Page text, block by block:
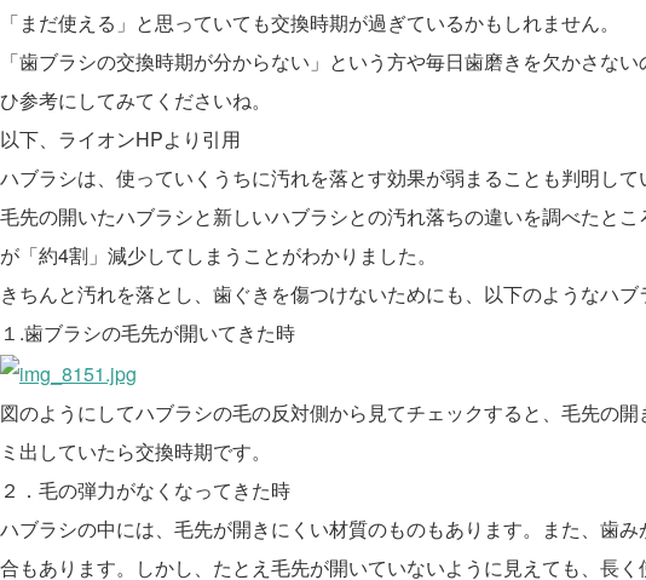
「まだ使える」と思っていても交換時期が過ぎているかもしれません。
「歯ブラシの交換時期が分からない」という方や毎日歯磨きを欠かさな
ひ参考にしてみてくださいね。
以下、ライオンHPより引用
ハブラシは、使っていくうちに汚れを落とす効果が弱まることも判明して
毛先の開いたハブラシと新しいハブラシとの汚れ落ちの違いを調べたと
が「約4割」減少してしまうことがわかりました。
きちんと汚れを落とし、歯ぐきを傷つけないためにも、以下のようなハブ
１.歯ブラシの毛先が開いてきた時
図のようにしてハブラシの毛の反対側から見てチェックすると、毛先の
ミ出していたら交換時期です。
２．毛の弾力がなくなってきた時
ハブラシの中には、毛先が開きにくい材質のものもあります。また、歯
合もあります。しかし、たとえ毛先が開いていないように見えても、長